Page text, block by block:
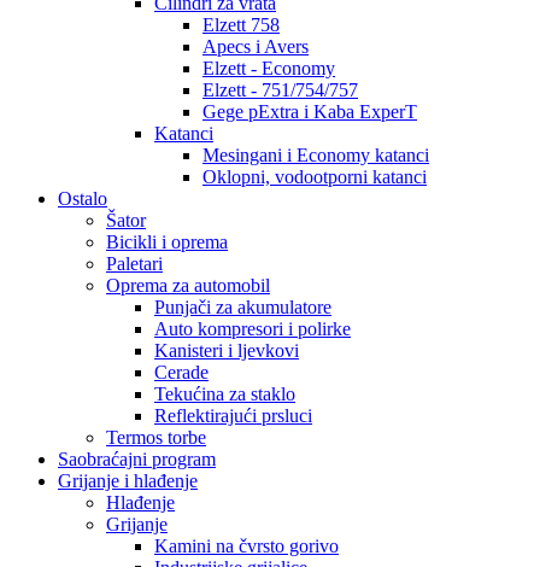
Elzett 758
Apecs i Avers
Elzett - Economy
Elzett - 751/754/757
Gege pExtra i Kaba ExperT
Katanci
Mesingani i Economy katanci
Oklopni, vodootporni katanci
Ostalo
Šator
Bicikli i oprema
Paletari
Oprema za automobil
Punjači za akumulatore
Auto kompresori i polirke
Kanisteri i ljevkovi
Cerade
Tekućina za staklo
Reflektirajući prsluci
Termos torbe
Saobraćajni program
Grijanje i hlađenje
Hlađenje
Grijanje
Kamini na čvrsto gorivo